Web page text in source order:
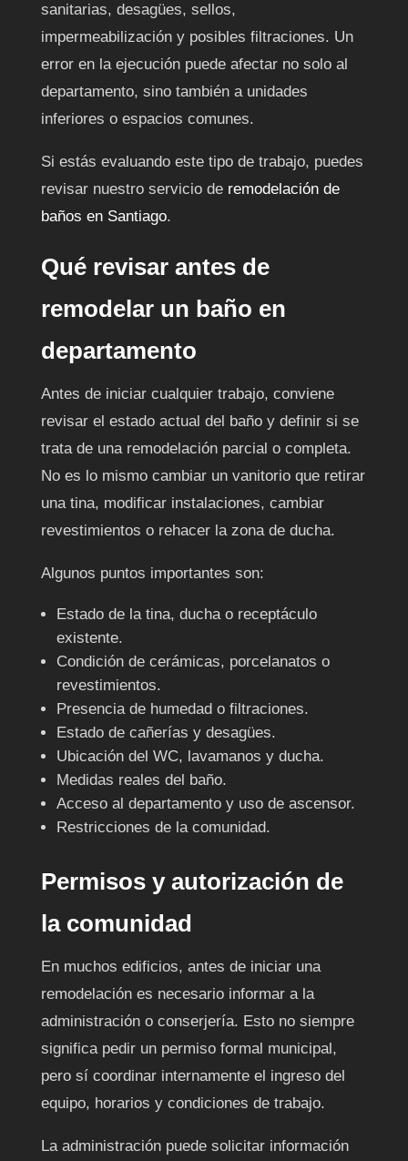
sanitarias, desagües, sellos,
impermeabilización y posibles filtraciones. Un
error en la ejecución puede afectar no solo al
departamento, sino también a unidades
inferiores o espacios comunes.
Si estás evaluando este tipo de trabajo, puedes
revisar nuestro servicio de remodelación de
baños en Santiago.
Qué revisar antes de
remodelar un baño en
departamento
Antes de iniciar cualquier trabajo, conviene
revisar el estado actual del baño y definir si se
trata de una remodelación parcial o completa.
No es lo mismo cambiar un vanitorio que retirar
una tina, modificar instalaciones, cambiar
revestimientos o rehacer la zona de ducha.
Algunos puntos importantes son:
Estado de la tina, ducha o receptáculo
existente.
Condición de cerámicas, porcelanatos o
revestimientos.
Presencia de humedad o filtraciones.
Estado de cañerías y desagües.
Ubicación del WC, lavamanos y ducha.
Medidas reales del baño.
Acceso al departamento y uso de ascensor.
Restricciones de la comunidad.
Permisos y autorización de
la comunidad
En muchos edificios, antes de iniciar una
remodelación es necesario informar a la
administración o conserjería. Esto no siempre
significa pedir un permiso formal municipal,
pero sí coordinar internamente el ingreso del
equipo, horarios y condiciones de trabajo.
La administración puede solicitar información